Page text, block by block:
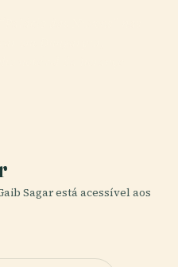
Sagar está acessível aos